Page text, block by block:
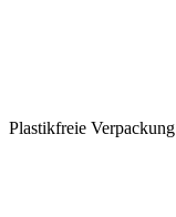
Plastikfreie Verpackung